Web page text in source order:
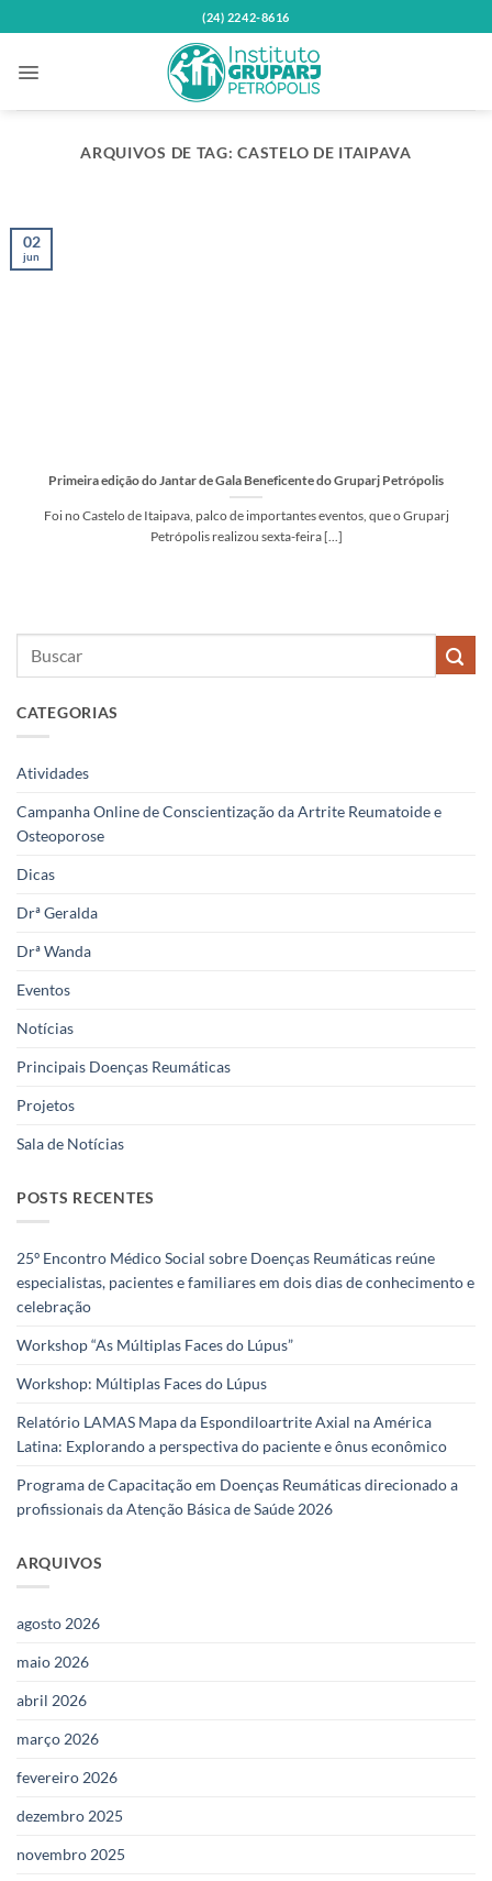
to
(24) 2242-8616
ARQUIVOS DE TAG:CASTELO DE ITAIPAVA
Primeira edição do Jantar de Gala Beneficente do Gruparj Petrópolis
Foi no Castelo de Itaipava, palco de importantes eventos, que o Gruparj
Petrópolis realizou sexta-feira [...]
02
jun
CATEGORIAS
Atividades
Campanha Online de Conscientização da Artrite Reumatoide e
Osteoporose
Dicas
Drª Geralda
Drª Wanda
Eventos
Notícias
Principais Doenças Reumáticas
Projetos
Sala de Notícias
POSTS RECENTES
25º Encontro Médico Social sobre Doenças Reumáticas reúne
especialistas, pacientes e familiares em dois dias de conhecimento e
celebração
Workshop “As Múltiplas Faces do Lúpus”
Workshop: Múltiplas Faces do Lúpus
Relatório LAMAS Mapa da Espondiloartrite Axial na América
Latina: Explorando a perspectiva do paciente e ônus econômico
Programa de Capacitação em Doenças Reumáticas direcionado a
profissionais da Atenção Básica de Saúde 2026
ARQUIVOS
agosto 2026
maio 2026
abril 2026
março 2026
fevereiro 2026
dezembro 2025
novembro 2025